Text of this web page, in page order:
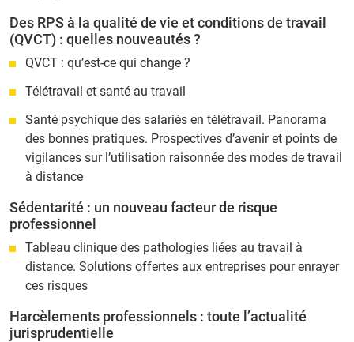
Des RPS à la qualité de vie et conditions de travail
(QVCT) : quelles nouveautés ?
QVCT : qu’est-ce qui change ?
Télétravail et santé au travail
Santé psychique des salariés en télétravail. Panorama
des bonnes pratiques. Prospectives d’avenir et points de
vigilances sur l’utilisation raisonnée des modes de travail
à distance
Sédentarité : un nouveau facteur de risque
professionnel
Tableau clinique des pathologies liées au travail à
distance. Solutions offertes aux entreprises pour enrayer
ces risques
Harcèlements professionnels : toute l’actualité
jurisprudentielle